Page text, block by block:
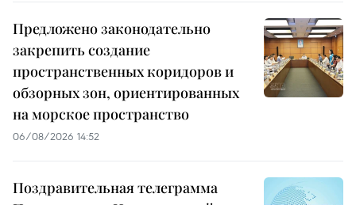
Предложено законодательно
закрепить создание
пространственных коридоров и
обзорных зон, ориентированных
на морское пространство
06/08/2026 14:52
Поздравительная телеграмма